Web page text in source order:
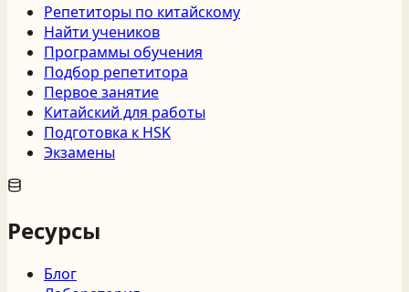
Репетиторы по китайскому
Найти учеников
Программы обучения
Подбор репетитора
Первое занятие
Китайский для работы
Подготовка к HSK
Экзамены
Ресурсы
Блог